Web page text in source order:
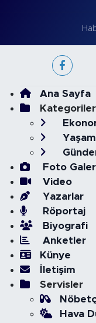
Ana Sayfa
Kategoriler
Yaşam
Foto
Video
Yazarlar
Röportaj
Biyografi
Anketler
Künye
İletişim
Servisler
Hava